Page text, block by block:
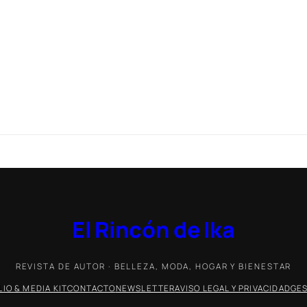
El Rincón de Ika
REVISTA DE AUTOR · BELLEZA, MODA, HOGAR Y BIENESTAR
& MEDIA KITCONTACTONEWSLETTERAVISO LEGAL Y PRIVACIDAD